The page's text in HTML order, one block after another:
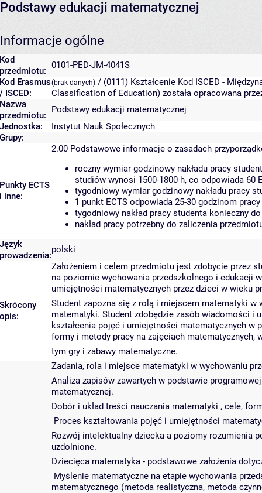
Podstawy edukacji matematycznej
Informacje ogólne
Kod
przedmiotu:
0101-PED-JM-4041S
Kod Erasmus
/ ISCED:
(brak danych) / (0111) Kształcenie Kod ISCED -
Classification of Education) została opracowana
Nazwa
przedmiotu:
Podstawy edukacji matematycznej
Jednostka:
Instytut Nauk Społecznych
Grupy:
Punkty ECTS
i inne:
2.00 Podstawowe informacje o zasadach
roczny wymiar godzinowy nakładu pracy
studiów wynosi 1500-1800 h, co odpowiada 60
tygodniowy wymiar godzinowy nakładu pracy
1 punkt ECTS odpowiada 25-30 godzinom
tygodniowy nakład pracy studenta konieczny
nakład pracy potrzebny do zaliczenia
Język
prowadzenia:
polski
Skrócony
opis:
Założeniem i celem przedmiotu jest zdobycie przez
na poziomie wychowania przedszkolnego i edukacji
umiejętności matematycznych przez dzieci w wieku
Student zapozna się z rolą i miejscem matematyki
matematyki. Student zdobędzie zasób wiadomości i
kształcenia pojęć i umiejętności matematycznych w
formy i metody pracy na zajęciach matematycznych,
tym gry i zabawy matematyczne.
Zadania, rola i miejsce matematyki w wychowaniu
Analiza zapisów zawartych w podstawie
matematycznej.
Dobór i układ treści nauczania matematyki , cele,
Proces kształtowania pojęć i umiejętności
Rozwój intelektualny dziecka a poziomy rozumienia
uzdolnione.
Dziecięca matematyka - podstawowe założenia
Myślenie matematyczne na etapie wychowania
matematycznego (metoda realistyczna, metoda